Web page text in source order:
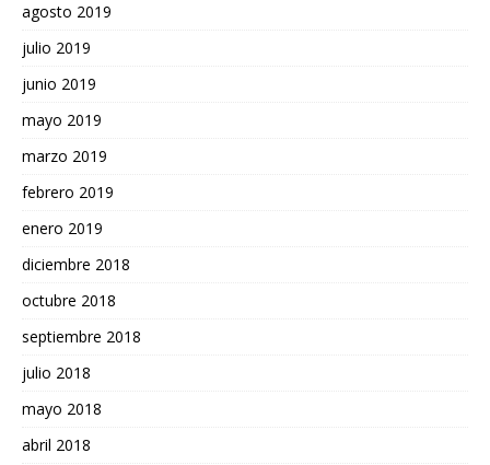
agosto 2019
julio 2019
junio 2019
mayo 2019
marzo 2019
febrero 2019
enero 2019
diciembre 2018
octubre 2018
septiembre 2018
julio 2018
mayo 2018
abril 2018